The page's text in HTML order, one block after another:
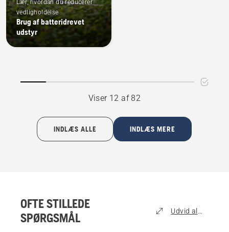
Lær, hvordan du reducerer
vedligholdelse
Brug af batteridrevet
udstyr
Viser 12 af 82
INDLÆS ALLE INDLÆS MERE
OFTE STILLEDE
SPØRGSMÅL
Udvid alle